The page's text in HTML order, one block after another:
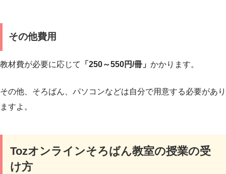
その他費用
教材費が必要に応じて 「250～550円/冊」 かかります。
その他、そろばん、パソコンなどは自分で用意する必要があり
ますよ。
Tozオンラインそろばん教室の授業の受
け方